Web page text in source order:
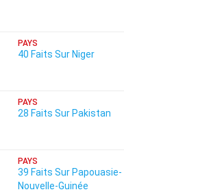
PAYS
40 Faits Sur Niger
PAYS
28 Faits Sur Pakistan
PAYS
39 Faits Sur Papouasie-
Nouvelle-Guinée